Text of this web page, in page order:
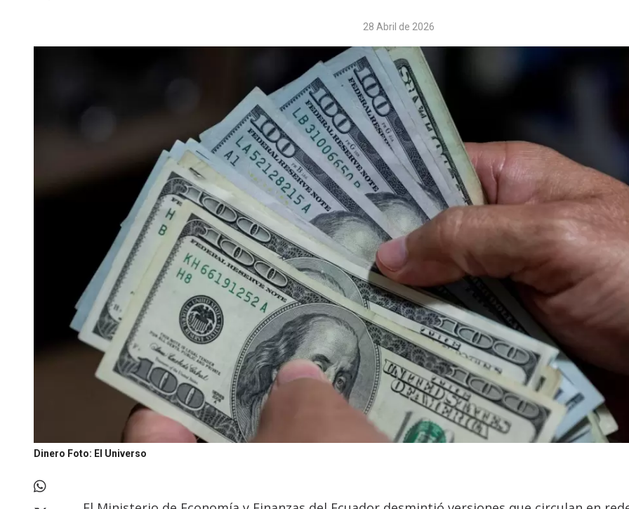
28 Abril de 2026
Dinero Foto: El Universo